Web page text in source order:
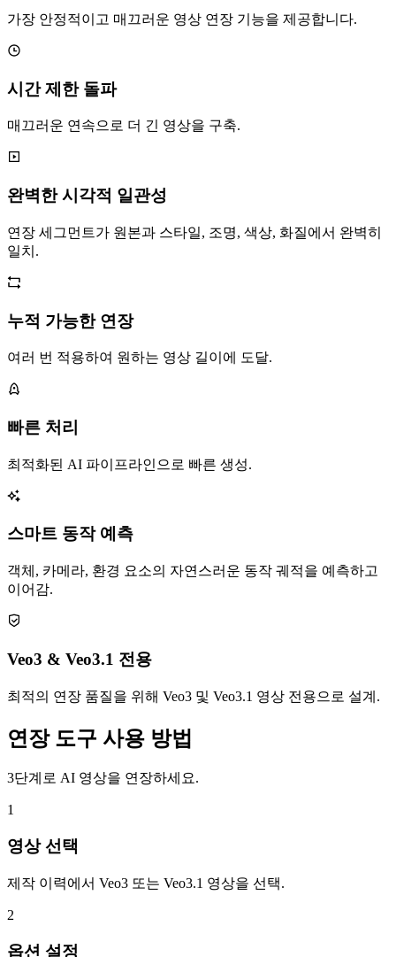
가장 안정적이고 매끄러운 영상 연장 기능을 제공합니다.
시간 제한 돌파
매끄러운 연속으로 더 긴 영상을 구축.
완벽한 시각적 일관성
연장 세그먼트가 원본과 스타일, 조명, 색상, 화질에서 완벽히
일치.
누적 가능한 연장
여러 번 적용하여 원하는 영상 길이에 도달.
빠른 처리
최적화된 AI 파이프라인으로 빠른 생성.
스마트 동작 예측
객체, 카메라, 환경 요소의 자연스러운 동작 궤적을 예측하고
이어감.
Veo3 & Veo3.1 전용
최적의 연장 품질을 위해 Veo3 및 Veo3.1 영상 전용으로 설계.
연장 도구 사용 방법
3단계로 AI 영상을 연장하세요.
1
영상 선택
제작 이력에서 Veo3 또는 Veo3.1 영상을 선택.
2
옵션 설정